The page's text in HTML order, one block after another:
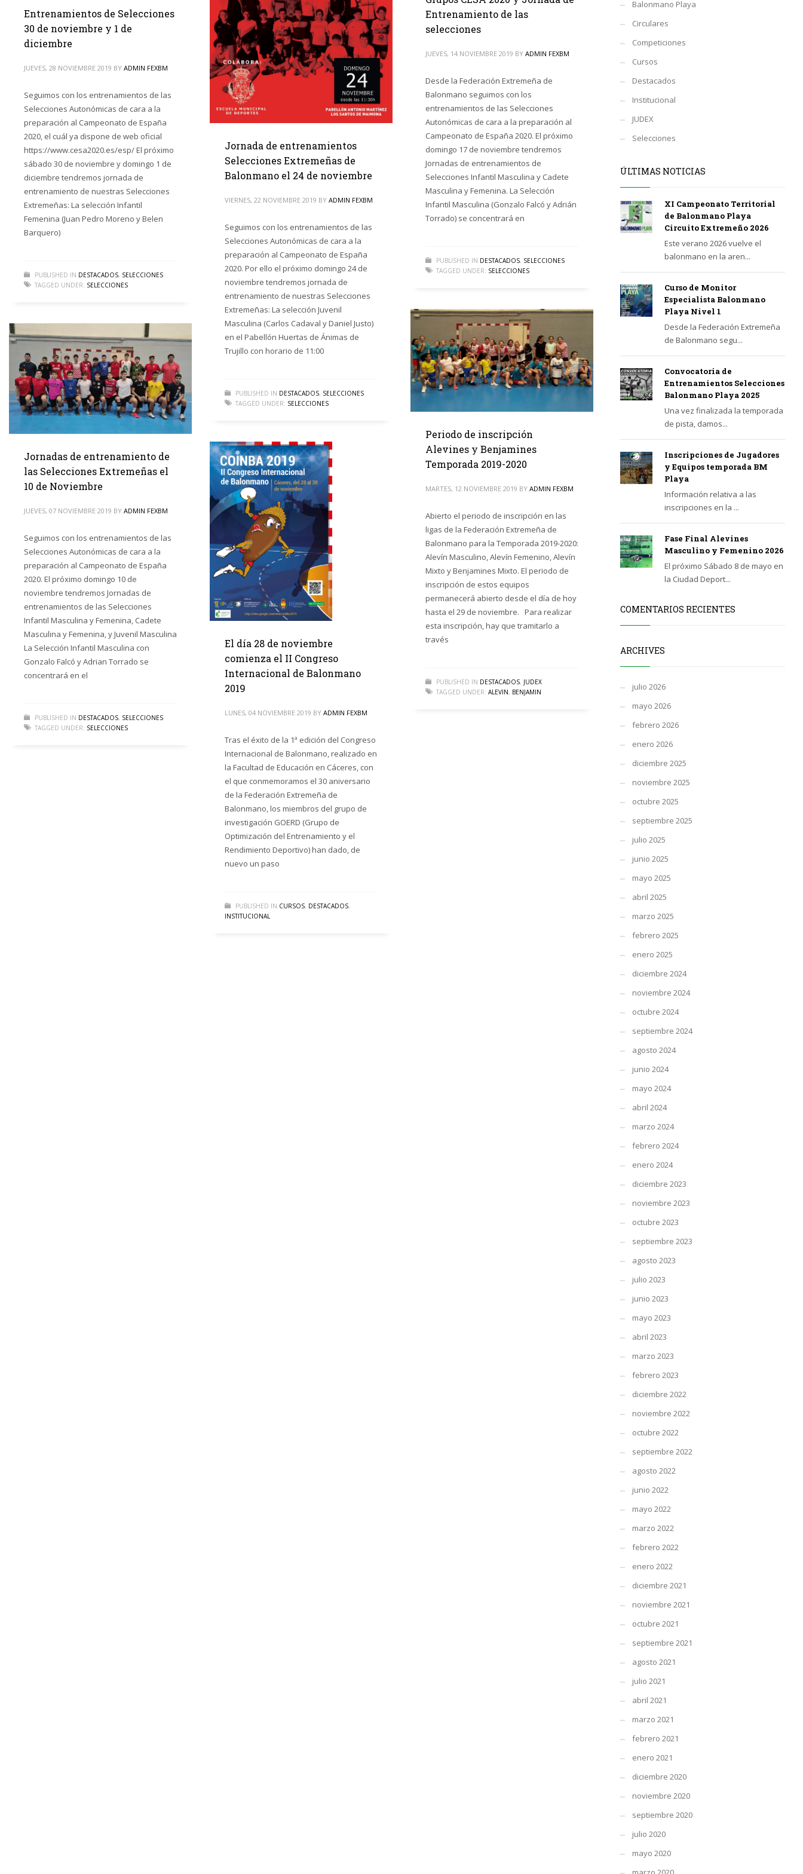
Entrenamientos de Selecciones
30 de noviembre y 1 de
diciembre
JUEVES, 28 NOVIEMBRE 2019 BY ADMIN FEXBM
Seguimos con los entrenamientos de las
Selecciones Autonómicas de cara a la
preparación al Campeonato de España
2020, el cuál ya dispone de web oficial
https://www.cesa2020.es/esp/ El próximo
sábado 30 de noviembre y domingo 1 de
diciembre tendremos jornada de
entrenamiento de nuestras Selecciones
Extremeñas: La selección Infantil
Femenina (Juan Pedro Moreno y Belen
Barquero)
PUBLISHED IN DESTACADOS, SELECCIONES
TAGGED UNDER: SELECCIONES
Jornada de entrenamientos
Selecciones Extremeñas de
Balonmano el 24 de noviembre
VIERNES, 22 NOVIEMBRE 2019 BY ADMIN FEXBM
Seguimos con los entrenamientos de las
Selecciones Autonómicas de cara a la
preparación al Campeonato de España
2020. Por ello el próximo domingo 24 de
noviembre tendremos jornada de
entrenamiento de nuestras Selecciones
Extremeñas: La selección Juvenil
Masculina (Carlos Cadaval y Daniel Justo)
en el Pabellón Huertas de Ánimas de
Trujillo con horario de 11:00
PUBLISHED IN DESTACADOS, SELECCIONES
TAGGED UNDER: SELECCIONES
Entrenamiento de las
selecciones
JUEVES, 14 NOVIEMBRE 2019 BY ADMIN FEXBM
Desde la Federación Extremeña de
Balonmano seguimos con los
entrenamientos de las Selecciones
Autonómicas de cara a la preparación al
Campeonato de España 2020. El próximo
domingo 17 de noviembre tendremos
Jornadas de entrenamientos de
Selecciones Infantil Masculina y Cadete
Masculina y Femenina. La Selección
Infantil Masculina (Gonzalo Falcó y Adrián
Torrado) se concentrará en
PUBLISHED IN DESTACADOS, SELECCIONES
TAGGED UNDER: SELECCIONES
Periodo de inscripción
Alevines y Benjamines
Temporada 2019-2020
MARTES, 12 NOVIEMBRE 2019 BY ADMIN FEXBM
Abierto el periodo de inscripción en las
ligas de la Federación Extremeña de
Balonmano para la Temporada 2019-2020:
Alevín Masculino, Alevín Femenino, Alevín
Mixto y Benjamines Mixto. El periodo de
inscripción de estos equipos
permanecerá abierto desde el día de hoy
hasta el 29 de noviembre. Para realizar
esta inscripción, hay que tramitarlo a
través
PUBLISHED IN DESTACADOS, JUDEX
TAGGED UNDER: ALEVIN, BENJAMIN
Jornadas de entrenamiento de
las Selecciones Extremeñas el
10 de Noviembre
JUEVES, 07 NOVIEMBRE 2019 BY ADMIN FEXBM
Seguimos con los entrenamientos de las
Selecciones Autonómicas de cara a la
preparación al Campeonato de España
2020. El próximo domingo 10 de
noviembre tendremos Jornadas de
entrenamientos de las Selecciones
Infantil Masculina y Femenina, Cadete
Masculina y Femenina, y Juvenil Masculina
La Selección Infantil Masculina con
Gonzalo Falcó y Adrian Torrado se
concentrará en el
PUBLISHED IN DESTACADOS, SELECCIONES
TAGGED UNDER: SELECCIONES
El día 28 de noviembre
comienza el II Congreso
Internacional de Balonmano
2019
LUNES, 04 NOVIEMBRE 2019 BY ADMIN FEXBM
Tras el éxito de la 1ª edición del Congreso
Internacional de Balonmano, realizado en
la Facultad de Educación en Cáceres, con
el que conmemoramos el 30 aniversario
de la Federación Extremeña de
Balonmano, los miembros del grupo de
investigación GOERD (Grupo de
Optimización del Entrenamiento y el
Rendimiento Deportivo) han dado, de
nuevo un paso
PUBLISHED IN CURSOS, DESTACADOS,
INSTITUCIONAL
Balonmano Playa
Circulares
Competiciones
Cursos
Destacados
Institucional
JUDEX
Selecciones
ÚLTIMAS NOTICIAS
XI Campeonato Territorial
de Balonmano Playa
Circuito Extremeño 2026
Este verano 2026 vuelve el
balonmano en la aren...
Curso de Monitor
Especialista Balonmano
Playa Nivel 1
Desde la Federación Extremeña
de Balonmano segu...
Convocatoria de
Entrenamientos Selecciones
Balonmano Playa 2025
Una vez finalizada la temporada
de pista, damos...
Inscripciones de Jugadores
y Equipos temporada BM
Playa
Información relativa a las
inscripciones en la ...
Fase Final Alevines
Masculino y Femenino 2026
El próximo Sábado 8 de mayo en
la Ciudad Deport...
COMENTARIOS RECIENTES
ARCHIVES
julio 2026
mayo 2026
febrero 2026
enero 2026
diciembre 2025
noviembre 2025
octubre 2025
septiembre 2025
julio 2025
junio 2025
mayo 2025
abril 2025
marzo 2025
febrero 2025
enero 2025
diciembre 2024
noviembre 2024
octubre 2024
septiembre 2024
agosto 2024
junio 2024
mayo 2024
abril 2024
marzo 2024
febrero 2024
enero 2024
diciembre 2023
noviembre 2023
octubre 2023
septiembre 2023
agosto 2023
julio 2023
junio 2023
mayo 2023
abril 2023
marzo 2023
febrero 2023
diciembre 2022
noviembre 2022
octubre 2022
septiembre 2022
agosto 2022
junio 2022
mayo 2022
marzo 2022
febrero 2022
enero 2022
diciembre 2021
noviembre 2021
octubre 2021
septiembre 2021
agosto 2021
julio 2021
abril 2021
marzo 2021
febrero 2021
enero 2021
diciembre 2020
noviembre 2020
septiembre 2020
julio 2020
mayo 2020